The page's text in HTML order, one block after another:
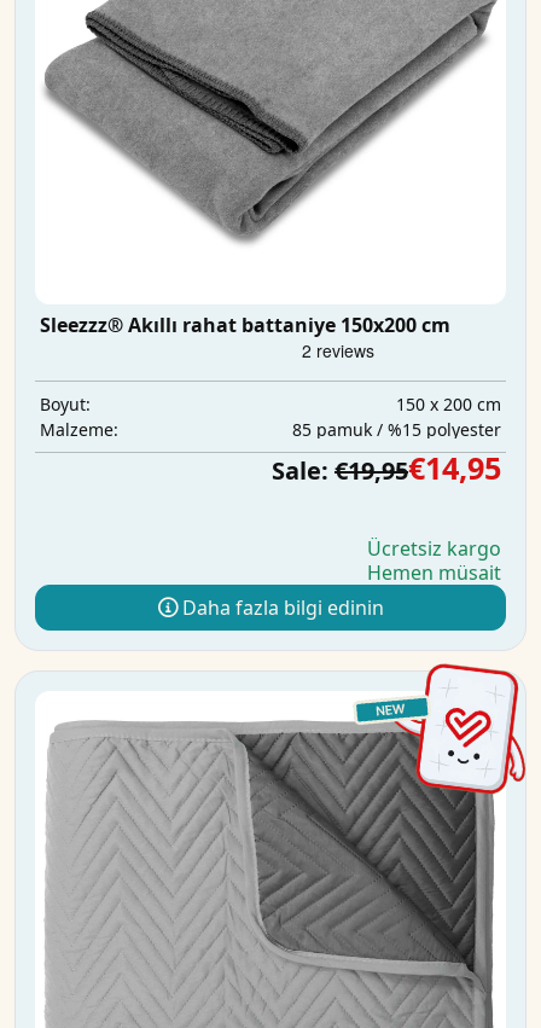
Sleezzz® Akıllı rahat battaniye 150x200 cm
Boyut:
150 x 200 cm
Malzeme:
85 pamuk / %15 polyester
Sale: €19,95€14,95
Ücretsiz kargo
Hemen müsait
Daha fazla bilgi edinin